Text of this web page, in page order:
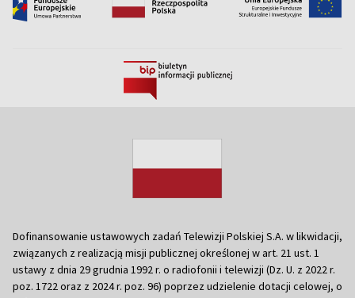
Dofinansowanie ustawowych zadań Telewizji Polskiej S.A. w likwidacji,
związanych z realizacją misji publicznej określonej w art. 21 ust. 1
ustawy z dnia 29 grudnia 1992 r. o radiofonii i telewizji (Dz. U. z 2022 r.
poz. 1722 oraz z 2024 r. poz. 96) poprzez udzielenie dotacji celowej, o